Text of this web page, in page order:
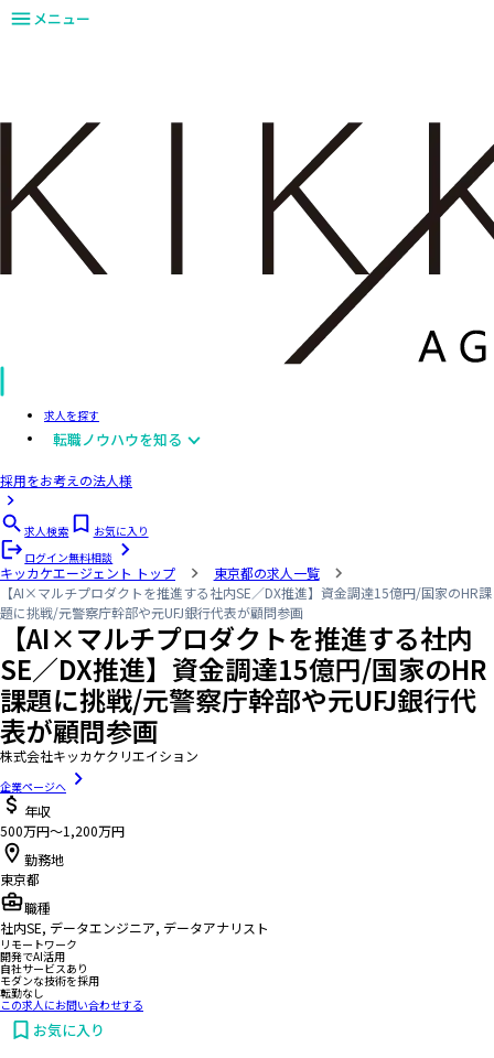
メニュー
求人を探す
転職ノウハウを知る
採用をお考えの法人様
求人検索
お気に入り
ログイン無料相談
キッカケエージェント トップ
東京都の求人一覧
【AI×マルチプロダクトを推進する社内SE／DX推進】資金調達15億円/国家のHR課
題に挑戦/元警察庁幹部や元UFJ銀行代表が顧問参画
【AI×マルチプロダクトを推進する社内
SE／DX推進】資金調達15億円/国家のHR
課題に挑戦/元警察庁幹部や元UFJ銀行代
表が顧問参画
株式会社キッカケクリエイション
企業ページへ
年収
500万円〜1,200万円
勤務地
東京都
職種
社内SE, データエンジニア, データアナリスト
リモートワーク
開発でAI活用
自社サービスあり
モダンな技術を採用
転勤なし
この求人にお問い合わせする
お気に入り